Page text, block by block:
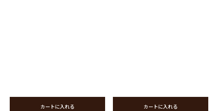
カートに入れる カートに入れる